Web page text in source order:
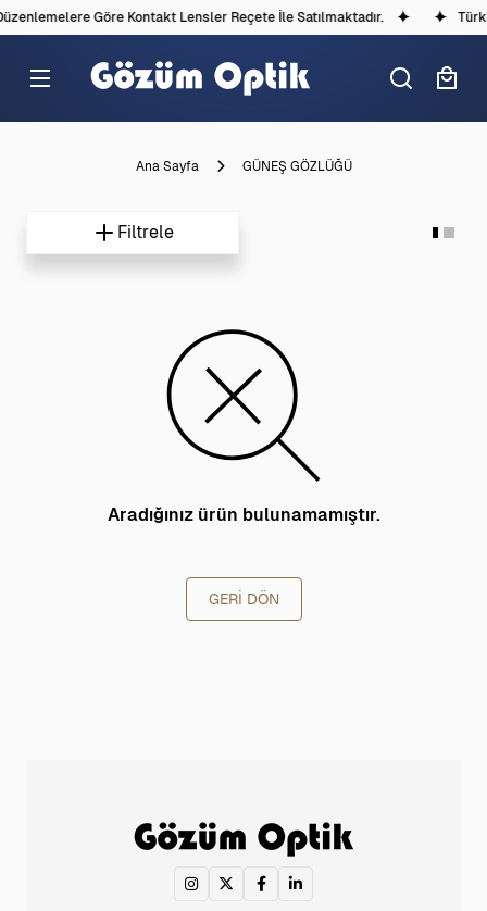
Göre Kontakt Lensler Reçete İle Satılmaktadır.
Ana Sayfa GÜNEŞ GÖZLÜĞÜ
Filtrele
Aradığınız ürün bulunamamıştır.
GERI DÖN